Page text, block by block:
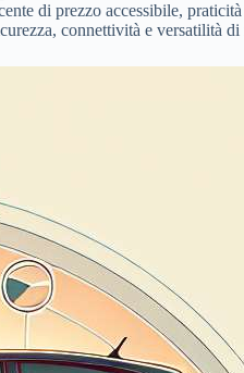
di prezzo accessibile,
connettività e versatilità di